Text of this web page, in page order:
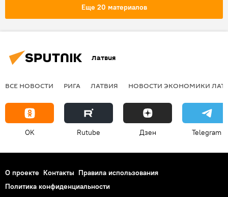
Еще 20 материалов
Латвия
ВСЕ НОВОСТИ РИГА ЛАТВИЯ НОВОСТИ ЭКОНОМИКИ
OK Rutube Дзен Telegram
О проекте Контакты Правила использования
Политика конфиденциальности